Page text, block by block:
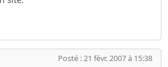
Posté : 21 févr. 2007 à 15:38